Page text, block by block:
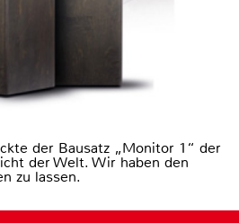
der Bausatz „Monitor 1“ der
der Welt. Wir haben den
zu lassen.